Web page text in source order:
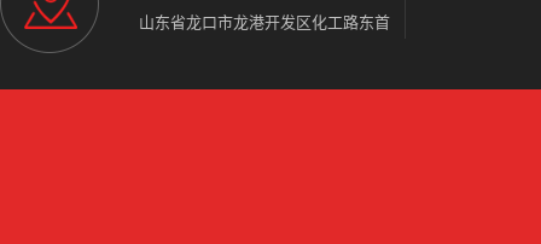
山东省龙口市龙港开发区化工路东首